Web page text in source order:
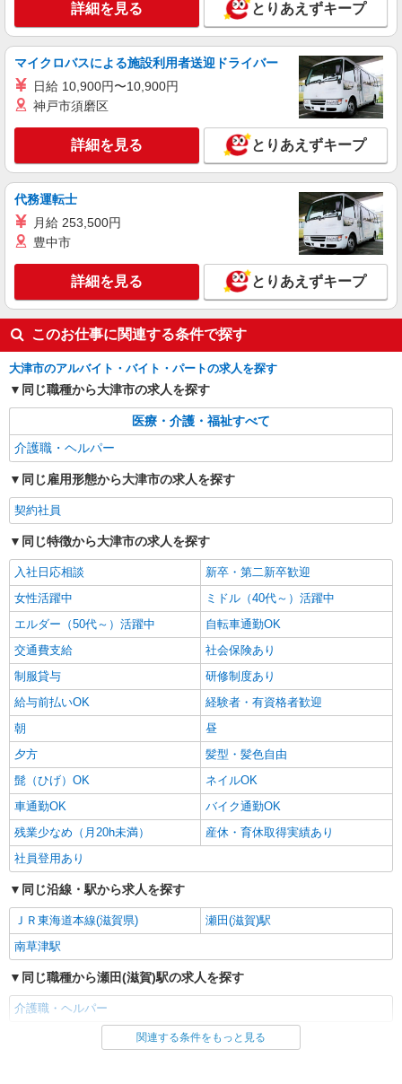
詳細を見る
派遣社員
株式会社kotrio /●KY-H-1954393
NEW
膳所駅｜リハビリ補助などのデイサービス
時給1550円〜2187円 ＜日払い有/週払い有/交
通費全支給(ガソリン代含む)＞
大津市内 最寄り駅：膳所
キープ 詳細を見る
株式会社kotrio /●KY-H-1991860
NEW
比叡山坂本駅｜シニア向けマンションで夜勤
専従＊暮らしのお手伝
時給1550円〜2187円 ＜日払い有/週払い有/交
通費全支給(ガソリン代含む)＞
大津市坂本周辺｜中学校近く！
詳細を見る
詳細を見る とりあえずキープ
マイクロバスによる施設利用者送迎ドライバー
日給 10,900円〜10,900円
神戸市須磨区
詳細を見る とりあえずキープ
代務運転士
月給 253,500円
豊中市
詳細を見る とりあえずキープ
このお仕事に関連する条件で探す
大津市のアルバイト・バイト・パートの求人を探す
同じ職種から大津市の求人を探す
医療・介護・福祉すべて
介護職・ヘルパー
同じ雇用形態から大津市の求人を探す
契約社員
同じ特徴から大津市の求人を探す
入社日応相談
新卒・第二新卒歓迎
女性活躍中
ミドル（40代～）活躍中
エルダー（50代～）活躍中
自転車通勤OK
交通費支給
社会保険あり
制服貸与
研修制度あり
給与前払いOK
経験者・有資格者歓迎
朝
昼
夕方
髪型・髪色自由
髭（ひげ）OK
ネイルOK
車通勤OK
バイク通勤OK
残業少なめ（月20h未満）
産休・育休取得実績あり
社員登用あり
同じ沿線・駅から求人を探す
ＪＲ東海道本線(滋賀県)
瀬田(滋賀)駅
南草津駅
同じ職種から瀬田(滋賀)駅の求人を探す
介護職・ヘルパー
同じ雇用形態から瀬田(滋賀)駅の求人を探す
関連する条件をもっと見る